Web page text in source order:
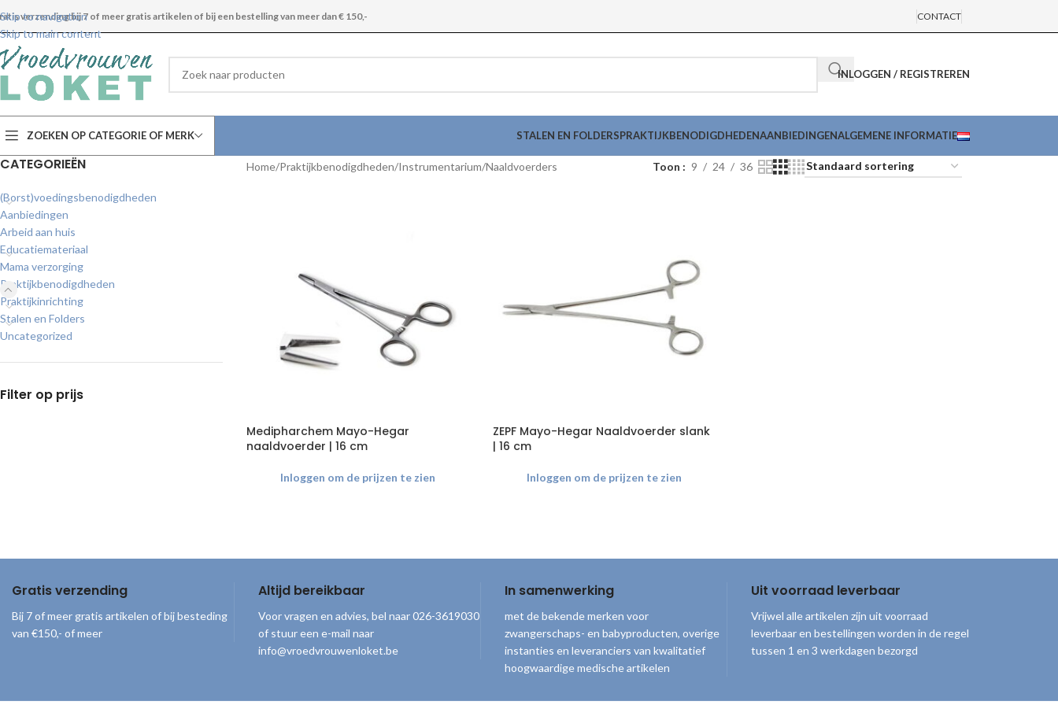
Skip to navigation
Skip to main content
verzending bij 7 of meer gratis artikelen of bij een bestelling van meer dan € 150,- CONTACT
INLOGGEN / REGISTREREN
ZOEKEN OP CATEGORIE OF MERK STALEN EN FOLDERSPRAKTIJKBENODIGDHEDENAANBIEDINGENALGEMENE INFORMATIE
CATEGORIEËN
(Borst)voedingsbenodigdheden
Aanbiedingen
Arbeid aan huis
Educatiemateriaal
Mama verzorging
Praktijkbenodigdheden
Praktijkinrichting
Stalen en Folders
Uncategorized
Filter op prijs
Home Praktijkbenodigdheden Instrumentarium Naaldvoerders Toon 9 24 36
Medipharchem Mayo-Hegar
naaldvoerder | 16 cm
Inloggen om de prijzen te zien
ZEPF Mayo-Hegar Naaldvoerder slank
| 16 cm
Inloggen om de prijzen te zien
Gratis verzending
Bij 7 of meer gratis artikelen of bij besteding
van €150,- of meer
Altijd bereikbaar
Voor vragen en advies, bel naar 026-3619030
of stuur een e-mail naar
info@vroedvrouwenloket.be
In samenwerking
met de bekende merken voor
zwangerschaps- en babyproducten, overige
instanties en leveranciers van kwalitatief
hoogwaardige medische artikelen
Uit voorraad leverbaar
Vrijwel alle artikelen zijn uit voorraad
leverbaar en bestellingen worden in de regel
tussen 1 en 3 werkdagen bezorgd